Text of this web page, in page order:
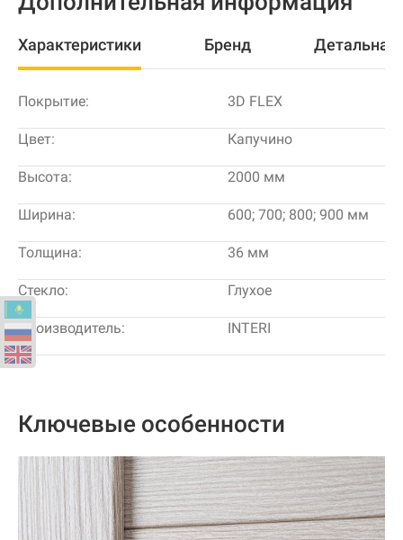
Характеристики Бренд
Покрытие: 3D FLEX
Цвет: Капучино
Высота: 2000 мм
Ширина: 600; 700; 800; 900 мм
Толщина: 36 мм
Стекло: Глухое
Производитель: INTERI
Ключевые особенности